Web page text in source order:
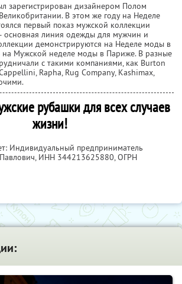
зарегистрирован дизайнером Полом
В этом же году на Неделе
первый показ мужской коллекции
основная линия одежды для мужчин и
демонстрируются на Неделе моды в
Мужской неделе моды в Париже. В разные
с такими компаниями, как Burton
Rapha, Rug Company, Kashimax,
рубашки для всех случаев
жизни!
Индивидуальный предприниматель
ИНН 344213625880, ОГРН